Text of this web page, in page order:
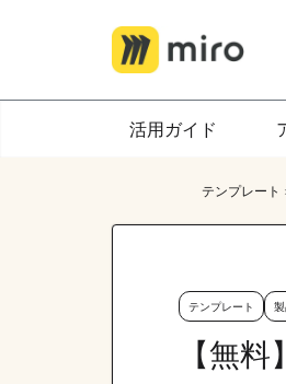
活用ガイド
テンプレート
テンプレート
【無